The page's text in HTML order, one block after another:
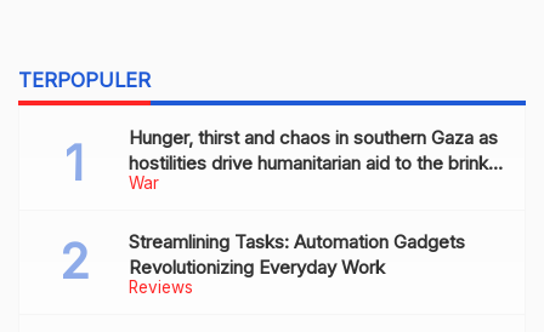
TERPOPULER
War
Hunger, thirst and chaos in southern Gaza as
hostilities drive humanitarian aid to the brink
of collapse
Reviews
Streamlining Tasks: Automation Gadgets
Revolutionizing Everyday Work